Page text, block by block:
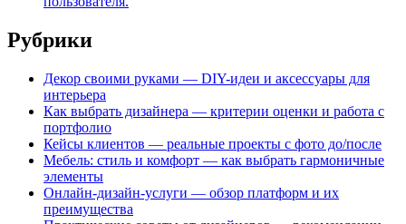
Рубрики
Декор своими руками — DIY-идеи и аксессуары для
интерьера
Как выбрать дизайнера — критерии оценки и работа с
портфолио
Кейсы клиентов — реальные проекты с фото до/после
Мебель: стиль и комфорт — как выбрать гармоничные
элементы
Онлайн-дизайн-услуги — обзор платформ и их
преимущества